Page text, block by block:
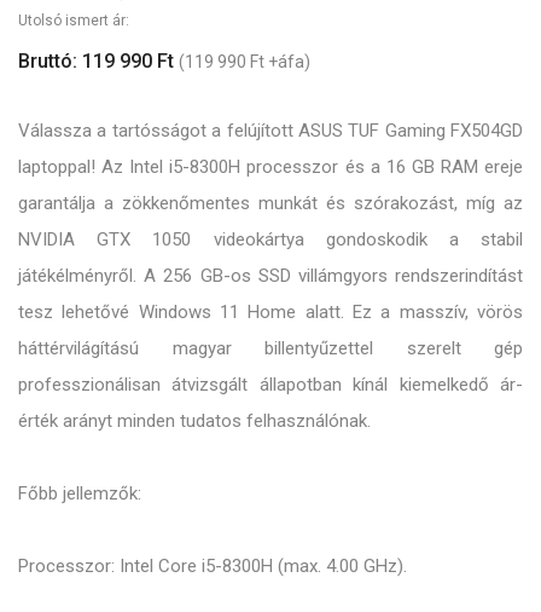
Utolsó ismert ár:
Bruttó: 119 990 Ft (119 990 Ft +áfa)
Válassza a tartósságot a felújított ASUS TUF Gaming FX504GD
laptoppal! Az Intel i5-8300H processzor és a 16 GB RAM ereje
garantálja a zökkenőmentes munkát és szórakozást, míg az
NVIDIA GTX 1050 videokártya gondoskodik a stabil
játékélményről. A 256 GB-os SSD villámgyors rendszerindítást
tesz lehetővé Windows 11 Home alatt. Ez a masszív, vörös
háttérvilágítású magyar billentyűzettel szerelt gép
professzionálisan átvizsgált állapotban kínál kiemelkedő ár-
érték arányt minden tudatos felhasználónak.
Főbb jellemzők:
Processzor: Intel Core i5-8300H (max. 4.00 GHz).